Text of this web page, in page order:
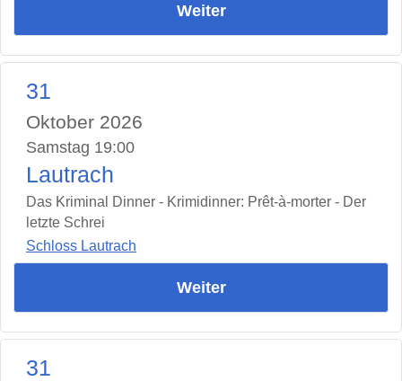
Weiter
31
Oktober 2026
Samstag 19:00
Lautrach
Das Kriminal Dinner - Krimidinner: Prêt-à-morter - Der
letzte Schrei
Schloss Lautrach
Weiter
31